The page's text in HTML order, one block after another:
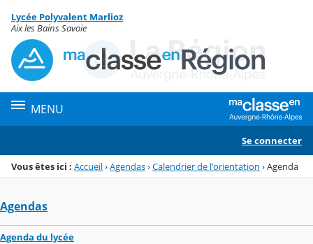
Menu de la rubrique
Contenu
Lycée Polyvalent Marlioz
Aix les Bains Savoie
MENU
Se connecter
Vous êtes ici : Accueil›Agendas›Calendrier de l'orientation ›Agenda
Agendas
Agenda du lycée